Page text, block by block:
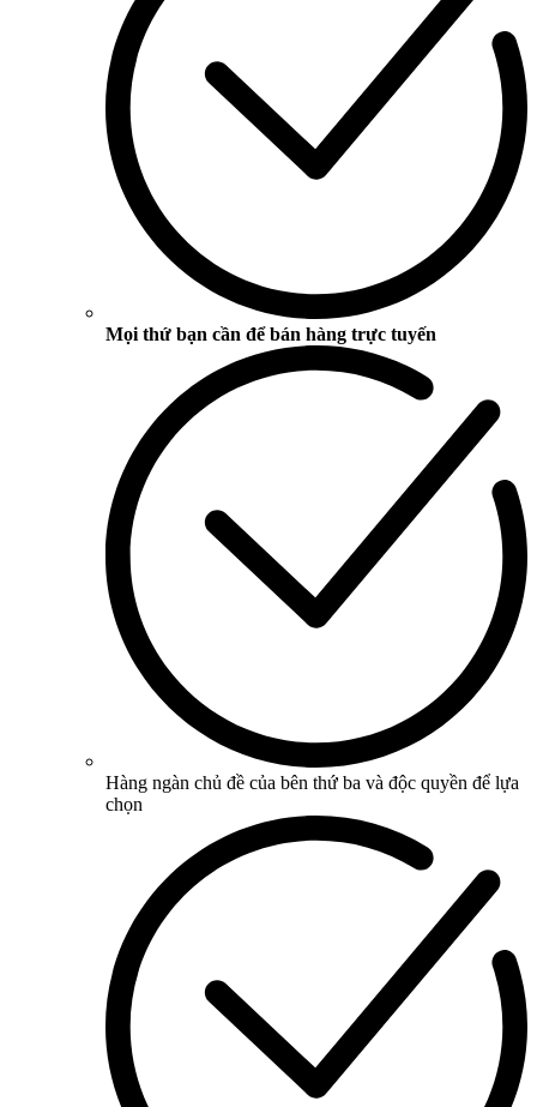
Mọi thứ bạn cần để bán hàng trực tuyến
Hàng ngàn chủ đề của bên thứ ba và độc quyền để lựa
chọn